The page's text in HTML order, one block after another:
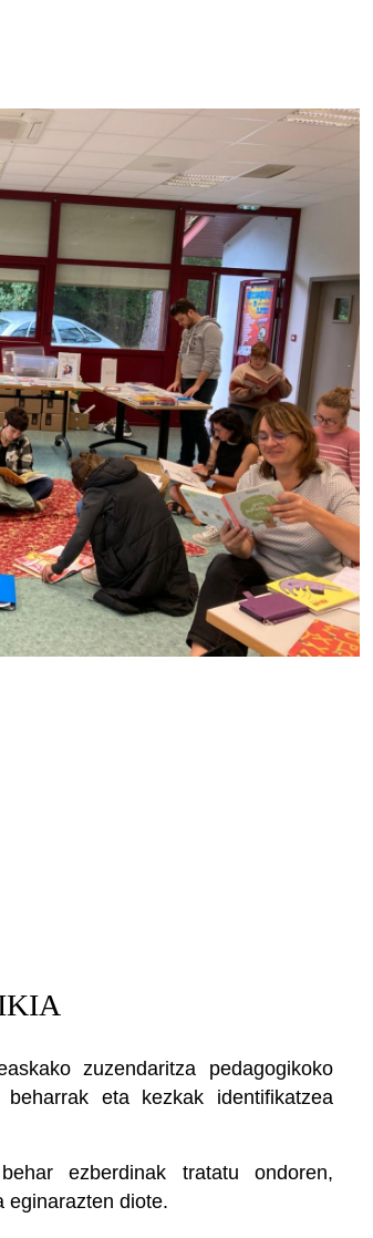
zuzendaritza pedagogikoko
eta kezkak identifikatzea
ezberdinak tratatu ondoren,
eginarazten diote.